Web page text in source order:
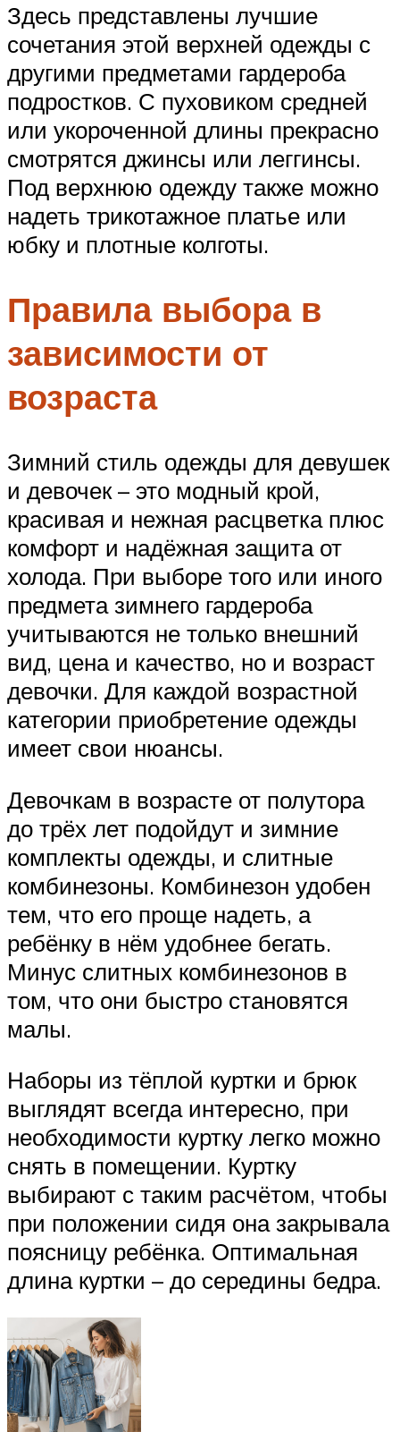
Здесь представлены лучшие
сочетания этой верхней одежды с
другими предметами гардероба
подростков. С пуховиком средней
или укороченной длины прекрасно
смотрятся джинсы или леггинсы.
Под верхнюю одежду также можно
надеть трикотажное платье или
юбку и плотные колготы.
Правила выбора в
зависимости от
возраста
Зимний стиль одежды для девушек
и девочек – это модный крой,
красивая и нежная расцветка плюс
комфорт и надёжная защита от
холода. При выборе того или иного
предмета зимнего гардероба
учитываются не только внешний
вид, цена и качество, но и возраст
девочки. Для каждой возрастной
категории приобретение одежды
имеет свои нюансы.
Девочкам в возрасте от полутора
до трёх лет подойдут и зимние
комплекты одежды, и слитные
комбинезоны. Комбинезон удобен
тем, что его проще надеть, а
ребёнку в нём удобнее бегать.
Минус слитных комбинезонов в
том, что они быстро становятся
малы.
Наборы из тёплой куртки и брюк
выглядят всегда интересно, при
необходимости куртку легко можно
снять в помещении. Куртку
выбирают с таким расчётом, чтобы
при положении сидя она закрывала
поясницу ребёнка. Оптимальная
длина куртки – до середины бедра.